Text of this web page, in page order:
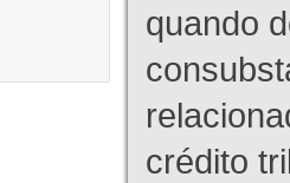
quando
crédito